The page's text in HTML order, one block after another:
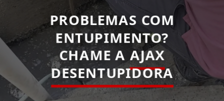
PROBLEMAS COM
ENTUPIMENTO?
CHAME A AJAX
DESENTUPIDORA